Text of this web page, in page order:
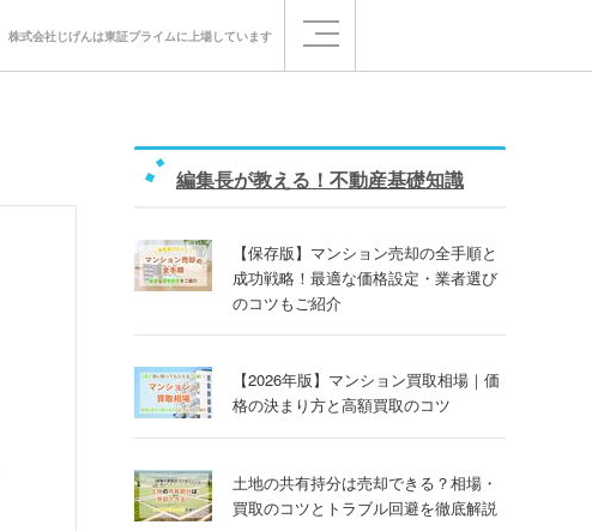
株式会社じげんは東証プライムに 上場しています
編集長が教える！不動産基礎知識
【保存版】マンション売却の全手順と
成功戦略！最適な価格設定・業者選び
のコツもご紹介
【2026年版】マンション買取相場｜価
格の決まり方と高額買取のコツ
土地の共有持分は売却できる？相場・
買取のコツとトラブル回避を徹底解説